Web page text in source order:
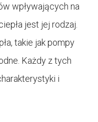
wpływających na
jest jej rodzaj.
takie jak pompy
Każdy z tych
i